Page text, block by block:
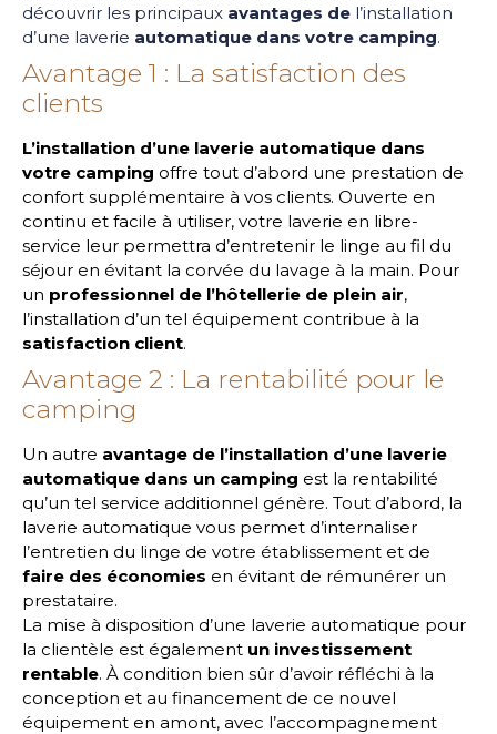
découvrir les principaux avantages de l’installation
d’une laverie automatique dans votre camping.
Avantage 1 : La satisfaction des
clients
L’installation d’une laverie automatique dans
votre camping offre tout d’abord une prestation de
confort supplémentaire à vos clients. Ouverte en
continu et facile à utiliser, votre laverie en libre-
service leur permettra d’entretenir le linge au fil du
séjour en évitant la corvée du lavage à la main. Pour
un professionnel de l’hôtellerie de plein air,
l’installation d’un tel équipement contribue à la
satisfaction client.
Avantage 2 : La rentabilité pour le
camping
Un autre avantage de l’installation d’une laverie
automatique dans un camping est la rentabilité
qu’un tel service additionnel génère. Tout d’abord, la
laverie automatique vous permet d’internaliser
l’entretien du linge de votre établissement et de
faire des économies en évitant de rémunérer un
prestataire.
La mise à disposition d’une laverie automatique pour
la clientèle est également un investissement
rentable. À condition bien sûr d’avoir réfléchi à la
conception et au financement de ce nouvel
équipement en amont, avec l’accompagnement